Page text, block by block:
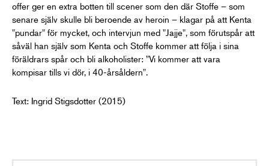
offer ger en extra botten till scener som den där Stoffe – som
senare själv skulle bli beroende av heroin – klagar på att Kenta
"pundar" för mycket, och intervjun med "Jajje", som förutspår att
såväl han själv som Kenta och Stoffe kommer att följa i sina
föräldrars spår och bli alkoholister: "Vi kommer att vara
kompisar tills vi dör, i 40-årsåldern".
Text: Ingrid Stigsdotter (2015)